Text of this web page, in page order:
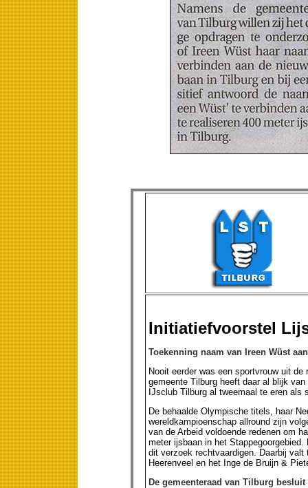
Initiatiefvoorstel
Toekenning naam van Ireen Wüst
Nooit eerder was een sportvrouw uit
gemeente Tilburg heeft daar al blijk
IJsclub Tilburg al tweemaal te eren als
De behaalde Olympische titels, haar
wereldkampioenschap allround zijn
van de Arbeid voldoende redenen om
meter ijsbaan in het
dit verzoek rechtvaardigen. Daarbij
Heerenveel en het Inge de Bruijn &
De gemeenteraad van Tilburg